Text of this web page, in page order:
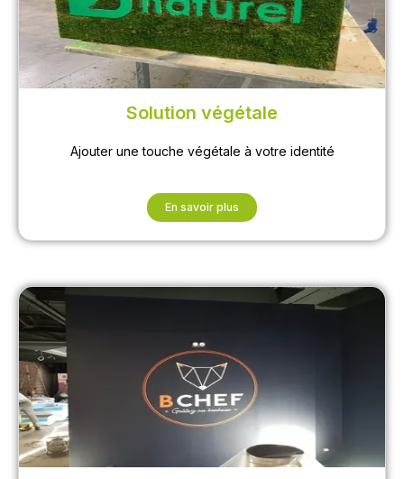
Solution végétale
Ajouter une touche végétale à votre identité
En savoir plus